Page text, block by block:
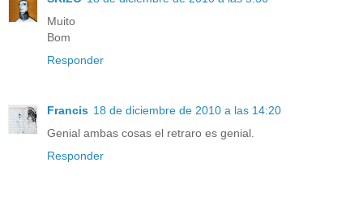
Muito
Bom
Responder
Francis 18 de diciembre de 2010 a las 14:20
Genial ambas cosas el retraro es genial.
Responder